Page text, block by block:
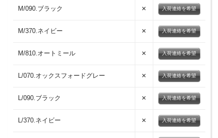
M/090.ブラック × 入荷連絡を希望
M/370.ネイビー × 入荷連絡を希望
M/810.オートミール × 入荷連絡を希望
L/070.オックスフォードグレー × 入荷連絡を希望
L/090.ブラック × 入荷連絡を希望
L/370.ネイビー × 入荷連絡を希望